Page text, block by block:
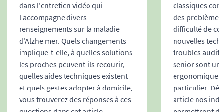
dans l'entretien vidéo qui
l'accompagne divers
renseignements sur la maladie
d'Alzheimer. Quels changements
implique-t-elle, à quelles solutions
les proches peuvent-ils recourir,
quelles aides techniques existent
et quels gestes adopter à domicile,
vous trouverez des réponses à ces
classiques
des
difficulté de
nouvelles
troubles
senior sont
ergonomique
particulier.
article nos